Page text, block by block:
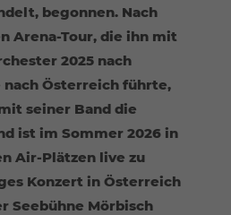
begonnen. Nach
Arena-Tour, die ihn mit
2025 nach
nach Österreich führte,
seiner Band die
ist im Sommer 2026 in
Air-Plätzen live zu
Konzert in Österreich
Seebühne Mörbisch